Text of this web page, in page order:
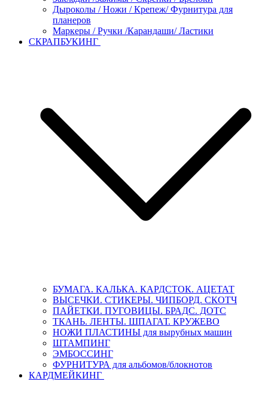
Дыроколы / Ножи / Крепеж/ Фурнитура для
планеров
Маркеры / Ручки /Карандаши/ Ластики
СКРАПБУКИНГ
БУМАГА. КАЛЬКА. КАРДСТОК. АЦЕТАТ
ВЫСЕЧКИ. СТИКЕРЫ. ЧИПБОРД. СКОТЧ
ПАЙЕТКИ. ПУГОВИЦЫ. БРАДС. ДОТС
ТКАНЬ. ЛЕНТЫ. ШПАГАТ. КРУЖЕВО
НОЖИ ПЛАСТИНЫ для вырубных машин
ШТАМПИНГ
ЭМБОССИНГ
ФУРНИТУРА для альбомов/блокнотов
КАРДМЕЙКИНГ